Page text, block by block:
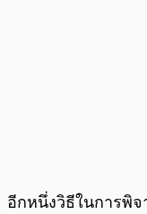
อีกหนึ่งวิธีในการพิจ